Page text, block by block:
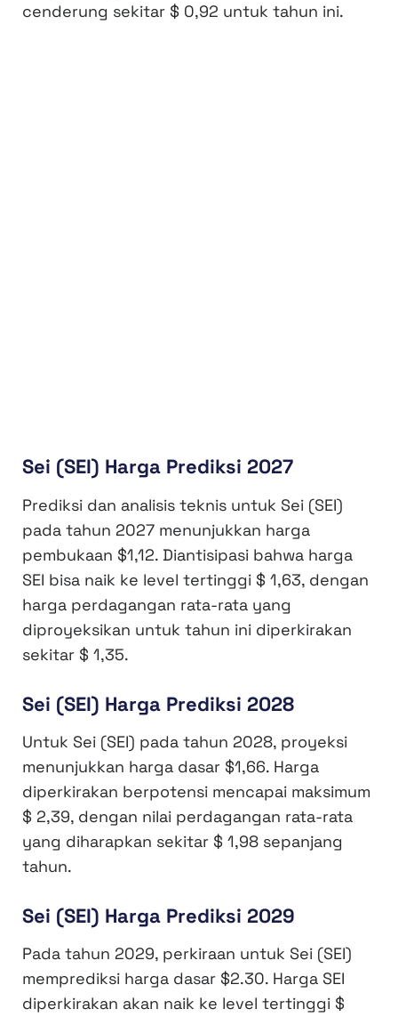
cenderung sekitar $ 0,92 untuk tahun ini.
Sei (SEI) Harga Prediksi 2027
Prediksi dan analisis teknis untuk Sei (SEI)
pada tahun 2027 menunjukkan harga
pembukaan $1,12. Diantisipasi bahwa harga
SEI bisa naik ke level tertinggi $ 1,63, dengan
harga perdagangan rata-rata yang
diproyeksikan untuk tahun ini diperkirakan
sekitar $ 1,35.
Sei (SEI) Harga Prediksi 2028
Untuk Sei (SEI) pada tahun 2028, proyeksi
menunjukkan harga dasar $1,66. Harga
diperkirakan berpotensi mencapai maksimum
$ 2,39, dengan nilai perdagangan rata-rata
yang diharapkan sekitar $ 1,98 sepanjang
tahun.
Sei (SEI) Harga Prediksi 2029
Pada tahun 2029, perkiraan untuk Sei (SEI)
memprediksi harga dasar $2.30. Harga SEI
diperkirakan akan naik ke level tertinggi $